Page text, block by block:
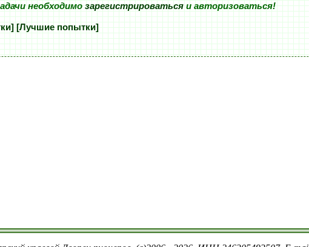
необходимозарегистрироватьсяи авторизоваться!
[Лучшие попытки]